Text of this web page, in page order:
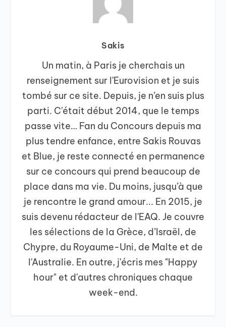
Sakis
Un matin, à Paris je cherchais un
renseignement sur l'Eurovision et je suis
tombé sur ce site. Depuis, je n’en suis plus
parti. C'était début 2014, que le temps
passe vite… Fan du Concours depuis ma
plus tendre enfance, entre Sakis Rouvas
et Blue, je reste connecté en permanence
sur ce concours qui prend beaucoup de
place dans ma vie. Du moins, jusqu’à que
je rencontre le grand amour... En 2015, je
suis devenu rédacteur de l'EAQ. Je couvre
les sélections de la Grèce, d’Israël, de
Chypre, du Royaume-Uni, de Malte et de
l'Australie. En outre, j'écris mes "Happy
hour" et d'autres chroniques chaque
week-end.